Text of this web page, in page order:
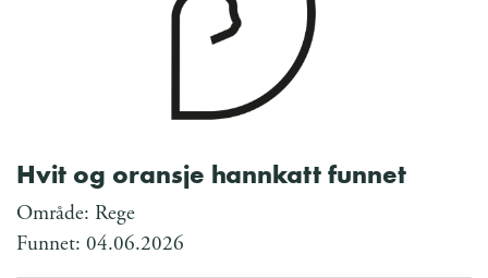
Hvit og oransje hannkatt funnet
Område: Rege
Funnet: 04.06.2026